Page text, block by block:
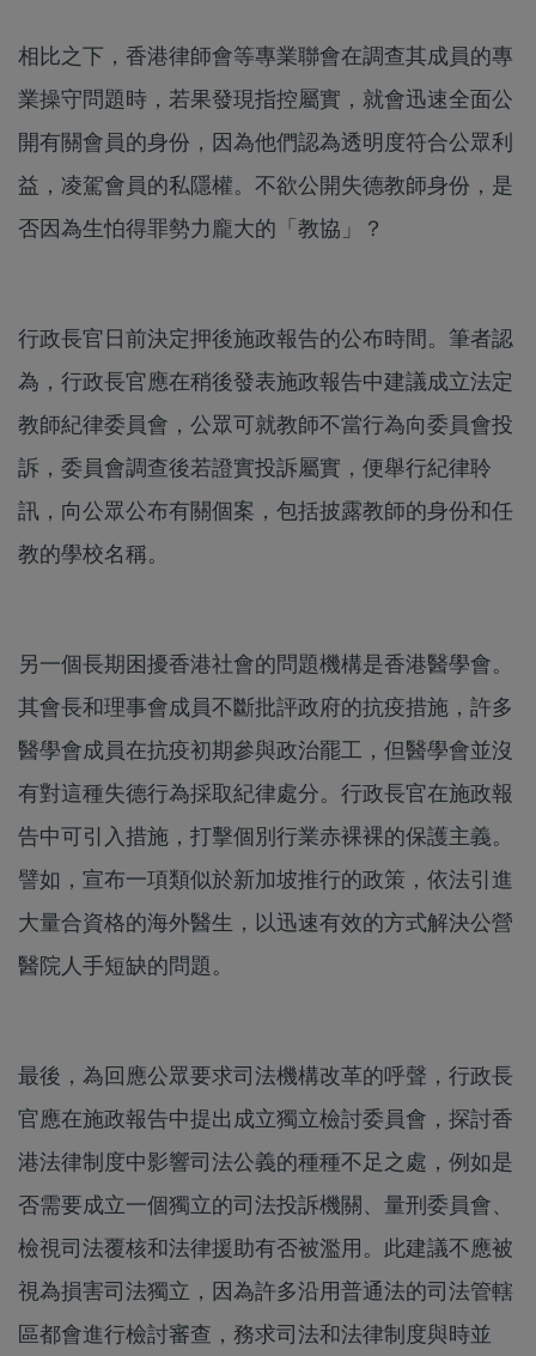
相比之下，香港律師會等專業聯會在調查其成員的專
業操守問題時，若果發現指控屬實，就會迅速全面公
開有關會員的身份，因為他們認為透明度符合公眾利
益，凌駕會員的私隱權。不欲公開失德教師身份，是
否因為生怕得罪勢力龐大的「教協」？
行政長官日前決定押後施政報告的公布時間。筆者認
為，行政長官應在稍後發表施政報告中建議成立法定
教師紀律委員會，公眾可就教師不當行為向委員會投
訴，委員會調查後若證實投訴屬實，便舉行紀律聆
訊，向公眾公布有關個案，包括披露教師的身份和任
教的學校名稱。
另一個長期困擾香港社會的問題機構是香港醫學會。
其會長和理事會成員不斷批評政府的抗疫措施，許多
醫學會成員在抗疫初期參與政治罷工，但醫學會並沒
有對這種失德行為採取紀律處分。行政長官在施政報
告中可引入措施，打擊個別行業赤裸裸的保護主義。
譬如，宣布一項類似於新加坡推行的政策，依法引進
大量合資格的海外醫生，以迅速有效的方式解決公營
醫院人手短缺的問題。
最後，為回應公眾要求司法機構改革的呼聲，行政長
官應在施政報告中提出成立獨立檢討委員會，探討香
港法律制度中影響司法公義的種種不足之處，例如是
否需要成立一個獨立的司法投訴機關、量刑委員會、
檢視司法覆核和法律援助有否被濫用。此建議不應被
視為損害司法獨立，因為許多沿用普通法的司法管轄
區都會進行檢討審查，務求司法和法律制度與時並